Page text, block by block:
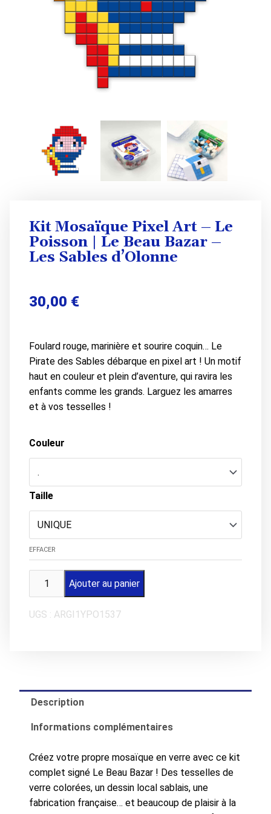
Kit Mosaïque Pixel Art – Le
Poisson | Le Beau Bazar –
Les Sables d’Olonne
30,00 €
Foulard rouge, marinière et sourire coquin… Le
Pirate des Sables débarque en pixel art ! Un motif
haut en couleur et plein d’aventure, qui ravira les
enfants comme les grands. Larguez les amarres
et à vos tesselles !
Couleur
Taille
EFFACER
quantité
Poisson
Le
Bazar
–
Les
Sables
Ajouter au panier
UGS : ARGI1YPO1537
Description
Informations complémentaires
Créez votre propre mosaïque en verre avec ce kit
complet signé Le Beau Bazar ! Des tesselles de
verre colorées, un dessin local sablais, une
fabrication française… et beaucoup de plaisir à la